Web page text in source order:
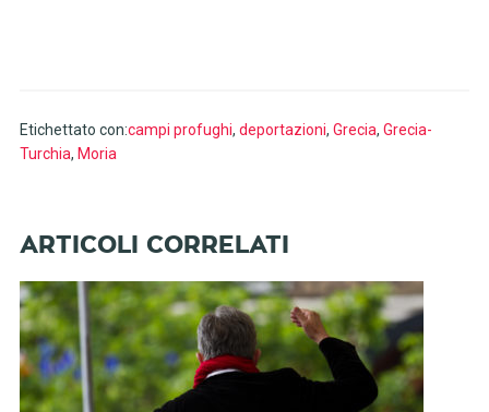
Etichettato con:campi profughi, deportazioni, Grecia, Grecia-
Turchia, Moria